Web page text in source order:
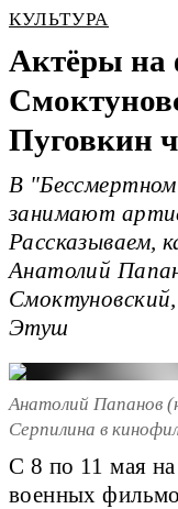
КУЛЬТУРА
Актёры на
Пуговкин
В
занимают
Рассказываем,
Анатолий
Этуш
Анатолий Папанов
Серпилина в
С 8 по 11 мая
военных